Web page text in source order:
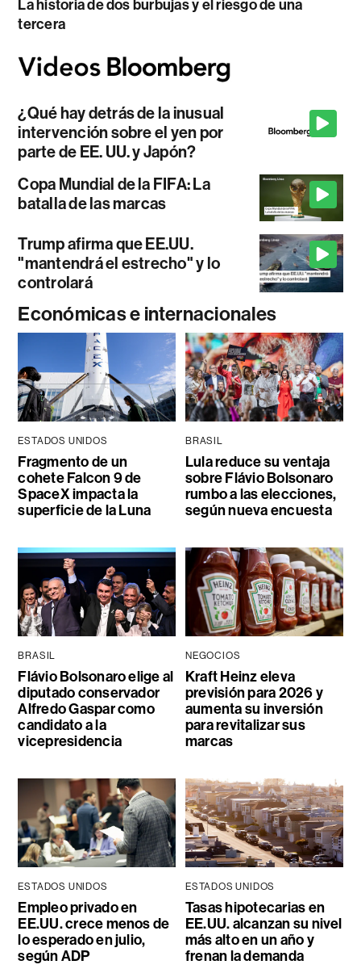
La historia de dos burbujas y el riesgo de una
tercera
¿Qué hay detrás de la inusual
intervención sobre el yen por
parte de EE. UU. y Japón?
Copa Mundial de la FIFA: La
batalla de las marcas
Trump afirma que EE.UU.
"mantendrá el estrecho" y lo
controlará
Económicas e internacionales
ESTADOS UNIDOS
Fragmento de un
cohete Falcon 9 de
SpaceX impacta la
superficie de la Luna
BRASIL
Lula reduce su ventaja
sobre Flávio Bolsonaro
rumbo a las elecciones,
según nueva encuesta
BRASIL
Flávio Bolsonaro elige al
diputado conservador
Alfredo Gaspar como
candidato a la
vicepresidencia
NEGOCIOS
Kraft Heinz eleva
previsión para 2026 y
aumenta su inversión
para revitalizar sus
marcas
ESTADOS UNIDOS
Empleo privado en
EE.UU. crece menos de
lo esperado en julio,
según ADP
ESTADOS UNIDOS
Tasas hipotecarias en
EE.UU. alcanzan su nivel
más alto en un año y
frenan la demanda